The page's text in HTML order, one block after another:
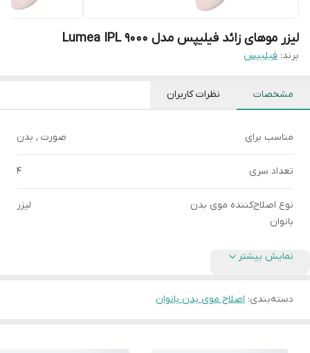
لیزر موهای زائد فیلیپس مدل Lumea IPL 9000
برند: فیلیپس
مشخصات نظرات کاربران
مناسب برای صورت , بدن
تعداد سری 4
نوع اصلاح‌کننده موی بدن
بانوان
لیزر
نمایش بیشتر
دسته‌بندی: اصلاح موی بدن بانوان